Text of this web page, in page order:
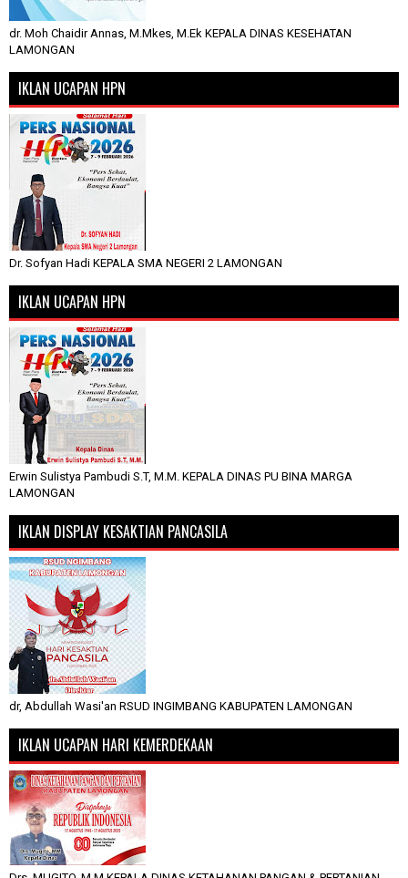
dr. Moh Chaidir Annas, M.Mkes, M.Ek KEPALA DINAS KESEHATAN
LAMONGAN
IKLAN UCAPAN HPN
Dr. Sofyan Hadi KEPALA SMA NEGERI 2 LAMONGAN
IKLAN UCAPAN HPN
Erwin Sulistya Pambudi S.T, M.M. KEPALA DINAS PU BINA MARGA
LAMONGAN
IKLAN DISPLAY KESAKTIAN PANCASILA
dr, Abdullah Wasi'an RSUD INGIMBANG KABUPATEN LAMONGAN
IKLAN UCAPAN HARI KEMERDEKAAN